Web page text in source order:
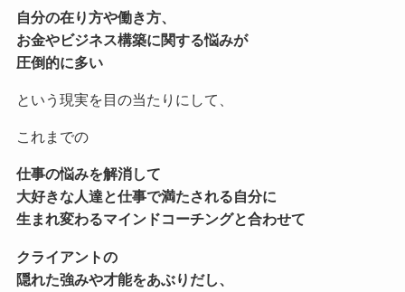
自分の在り方や働き方、
お金やビジネス構築に関する悩みが
圧倒的に多い
という現実を目の当たりにして、
これまでの
仕事の悩みを解消して
大好きな人達と仕事で満たされる自分に
生まれ変わるマインドコーチングと合わせて
クライアントの
隠れた強みや才能をあぶりだし、